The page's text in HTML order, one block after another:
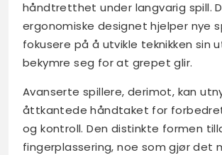
håndtretthet under langvarig spill.
ergonomiske designet hjelper nye
fokusere på å utvikle teknikken sin
bekymre seg for at grepet glir.
Avanserte spillere, derimot, kan
åttkantede håndtaket for
og kontroll. Den distinkte formen
fingerplassering, noe som gjør det